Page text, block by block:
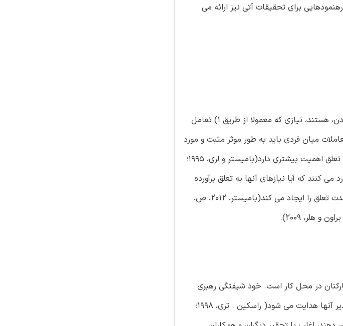
برای تحقیقات آتی نیز ارائه می
در نظریه تعلق پذیری فرض می شود که افراد دارای نیاز اساسی متعلق بودن و مورد قبول دیگران بودن، هستند، نیازی که معمولا از طریق 1) تعامل
دیگران، برآورده می شود(بامیستر و لری، 1995). حال آنکه، تعاملات میان فردی باید به طور موثر مثبت و مورد
قبول باشد، هرچه این تعاملات به دور از تعارض و دارای ماهیتی مثبت باشند، برای برآوردن نیاز به تعلق اهمیت بیشتری دارد(بامیستر و لری، 1995؛
می کنند که آیا نیازهای آنها به تعلق برآورده
شده است یا خیر(بامیستر، 2012، ص. 9). در حالیکه عزت نفس عمومی احتمال موردانتظار بلند مدت تعلق را ایجاد می کند(بامیستر، 2012، ص.
در محل کار است. خود شیفتگی رهبری
عمدتا توسط نیازهای روانشناختی شخصی رهبران به حاکمیت و اختیار ناشی از خودبینی آسیب پذیر آنها هدایت می شود( راسکین . تری، 1998؛